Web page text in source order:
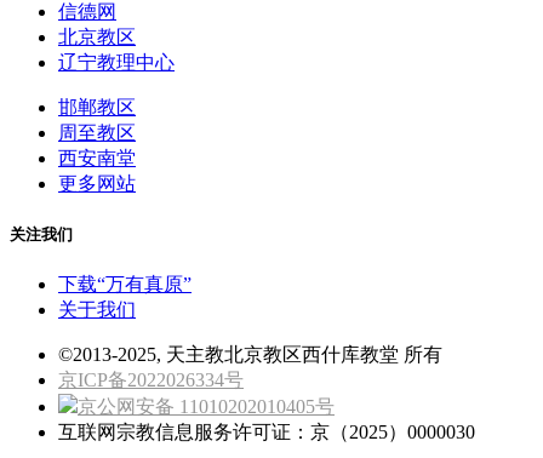
信德网
北京教区
辽宁教理中心
邯郸教区
周至教区
西安南堂
更多网站
关注我们
下载“万有真原”
关于我们
©2013-2025, 天主教北京教区西什库教堂 所有
京ICP备2022026334号
京公网安备 11010202010405号
互联网宗教信息服务许可证：京（2025）0000030